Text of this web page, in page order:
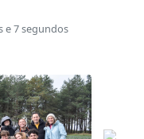
e 7 segundos